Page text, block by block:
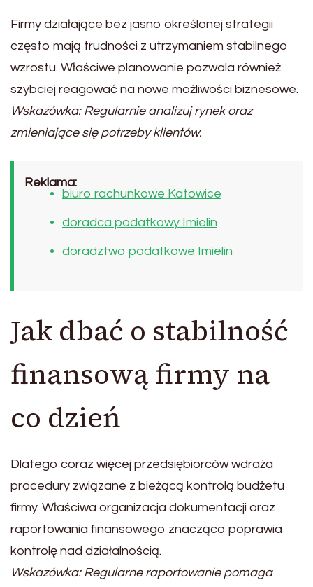
Firmy działające bez jasno określonej strategii
często mają trudności z utrzymaniem stabilnego
wzrostu. Właściwe planowanie pozwala również
szybciej reagować na nowe możliwości biznesowe.
Wskazówka: Regularnie analizuj rynek oraz
zmieniające się potrzeby klientów.
Reklama:
biuro rachunkowe Katowice
doradca podatkowy Imielin
doradztwo podatkowe Imielin
Jak dbać o stabilność
finansową firmy na
co dzień
Dlatego coraz więcej przedsiębiorców wdraża
procedury związane z bieżącą kontrolą budżetu
firmy. Właściwa organizacja dokumentacji oraz
raportowania finansowego znacząco poprawia
kontrolę nad działalnością.
Wskazówka: Regularne raportowanie pomaga